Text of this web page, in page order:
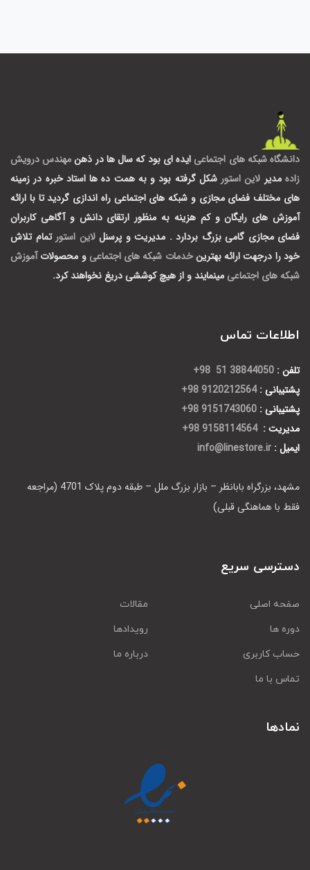
دانشگاه شبکه های اجتماعی ایده ای بود که سال ها در ذهنمهندس درویش
زاده مدیر لاین استورشکل گرفته بود و به همت ده ها استاد خبره در زمینه
های مختلف فضای مجازی و شبکه های اجتماعی راه اندازی گردید تا با ارائه
آموزش های رایگان و کم هزینه به منظور ارتقای دانش و آگاهی کاربران
فضای مجازی گامی بزرگ بردارد . مدیریت و پرسنللاین استورتمام تلاش
خود را درجهت ارائه بهترینخدمات شبکه های اجتماعی و محصولات آموزش
شبکه های اجتماعی مینمایند و از هیچ کوششی دریغ نخواهند کرد.
اطلاعات تماس
تلفن : 38844050 51 98+
پشتیبانی : 9120212564 98+
پشتیبانی : 9151743060 98+
مدیریت : 9158114564 98+
ایمیل : info@linestore.ir
مشهد، بزرگراه بابانظر – بازار بزرگ ملل – طبقه دوم پلاک 4701 (مراجعه
فقط با هماهنگی قبلی)
دسترسی سریع
صفحه اصلی
مقالات
دوره ها
رویدادها
حساب کاربری
درباره ما
تماس با ما
نمادها